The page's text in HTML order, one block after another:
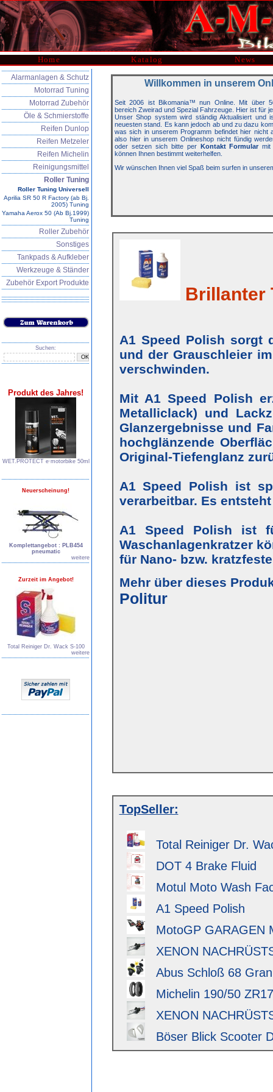
Home Katalog News
Alarmanlagen & Schutz
Motorrad Tuning
Motorrad Zubehör
Öle & Schmierstoffe
Reifen Dunlop
Reifen Metzeler
Reifen Michelin
Reinigungsmittel
Roller Tuning
Roller Tuning Universell
Aprilia SR 50 R Factory (ab Bj.
2005) Tuning
Yamaha Aerox 50 (Ab Bj.1999)
Tuning
Roller Zubehör
Sonstiges
Tankpads & Aufkleber
Werkzeuge & Ständer
Zubehör Export Produkte
Suchen:
Produkt des Jahres!
WET.PROTECT e∙motorbike 50ml
Neuerscheinung!
Komplettangebot : PLB454
pneumatic
weitere
Zurzeit im Angebot!
Total Reiniger Dr. Wack S-100
weitere
Willkommen in unserem
Seit 2006 ist Bikomania™ nun Online. Mit über
bereich Zweirad und Spezial Fahrzeuge. Hier ist für
Unser Shop system wird ständig Aktualisiert und
neuesten stand. Es kann jedoch ab und zu dazu
was sich in unserem Programm befindet hier nicht
also hier in unserem Onlineshop nicht fündig
oder setzen sich bitte per Kontakt Formularmit
können Ihnen bestimmt weiterhelfen.
Wir wünschen Ihnen viel Spaß beim surfen in
Brillanter
A1 Speed Polish sorgt
und der Grauschleier
verschwinden.
Mit A1 Speed Polish
Metalliclack) und
Glanzergebnisse und
hochglänzende
Original-Tiefenglanz
A1 Speed Polish ist
verarbeitbar. Es
A1 Speed Polish ist
Waschanlagenkratzer
für Nano- bzw.
Mehr über dieses
Politur
TopSeller:
Total Reiniger Dr.
DOT 4 Brake Fluid
Motul Moto Wash
A1 Speed Polish
MotoGP GARAGEN
XENON
Abus Schloß 68
Michelin 190/50
XENON
Böser Blick Scooter